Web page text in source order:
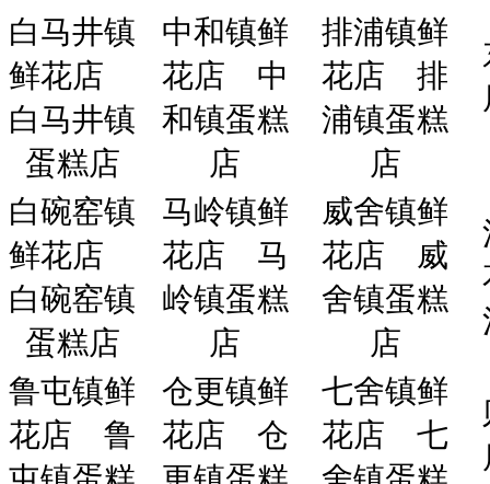
白马井镇
鲜花店
白马井镇
蛋糕店
中和镇鲜
花店
中
和镇蛋糕
店
排浦镇鲜
花店
排
浦镇蛋糕
店
白碗窑镇
鲜花店
白碗窑镇
蛋糕店
马岭镇鲜
花店
马
岭镇蛋糕
店
威舍镇鲜
花店
威
舍镇蛋糕
店
鲁屯镇鲜
花店
鲁
仓更镇鲜
花店
仓
七舍镇鲜
花店
七